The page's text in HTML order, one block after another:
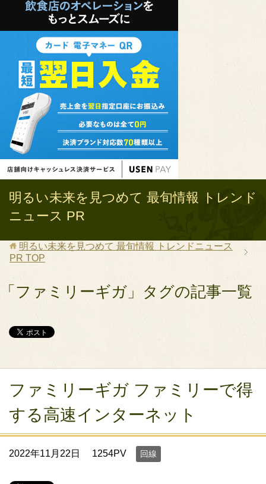
明るい未来を見つめて 最旬情報 トレンド
ニュース PR
明るい未来を見つめて 最旬情報 トレンドニュース
PR TOP
「ファミリーギガ」タグの記事一覧
ファミリーギガ ファミリーで得
する高速インターネット
2022年11月22日 1254PV 回線